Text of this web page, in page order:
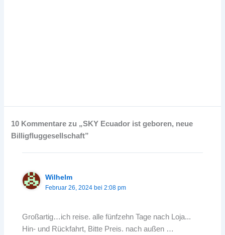
10 Kommentare zu „SKY Ecuador ist geboren, neue
Billigfluggesellschaft”
Wilhelm
Februar 26, 2024 bei 2:08 pm
Großartig…ich reise. alle fünfzehn Tage nach Loja...
Hin- und Rückfahrt, Bitte Preis. nach außen …